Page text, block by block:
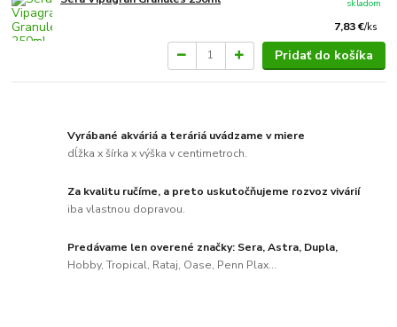
7,83 €/ks
skladom
Pridať do košíka
Vyrábané akváriá a teráriá uvádzame v miere
dĺžka x šírka x výška v centimetroch.
Za kvalitu ručíme, a preto uskutočňujeme rozvoz vivárií
iba vlastnou dopravou.
Predávame len overené značky: Sera, Astra, Dupla,
Hobby, Tropical, Rataj, Oase, Penn Plax...